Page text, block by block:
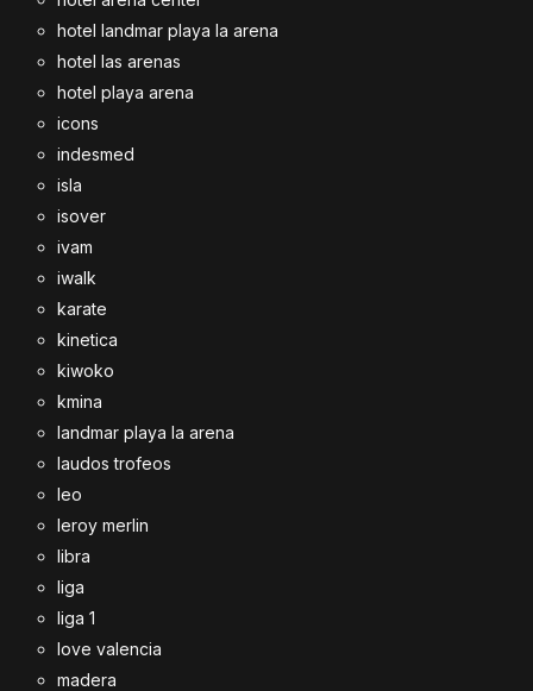
hotel landmar playa la arena
hotel las arenas
hotel playa arena
icons
indesmed
isla
isover
ivam
iwalk
karate
kinetica
kiwoko
kmina
landmar playa la arena
laudos trofeos
leo
leroy merlin
libra
liga
liga 1
love valencia
madera